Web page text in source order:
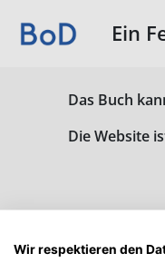
Ein
Das Buch
Die Website
Wir respektieren den